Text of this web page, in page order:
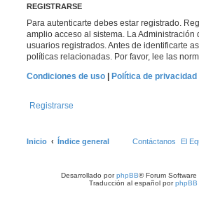
REGISTRARSE
Para autenticarte debes estar registrado.
amplio acceso al sistema. La
usuarios registrados. Antes de identificarte
políticas relacionadas. Por favor, lee las
Condiciones de uso | Política de privacidad
Registrarse
Inicio Índice general El
Contáctanos
Desarrollado porphpBB® Forum
Traducción al español porphpBB